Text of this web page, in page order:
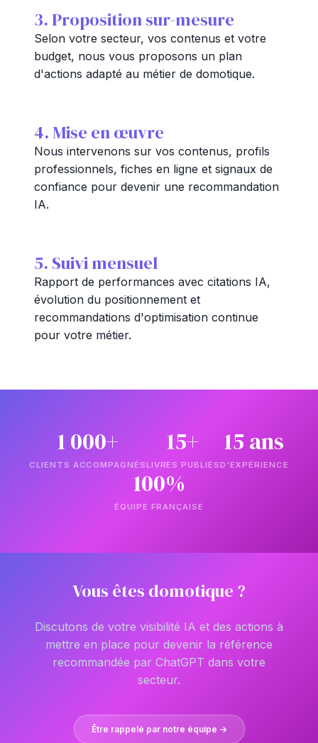
3. Proposition sur-mesure
Selon votre secteur, vos contenus et votre
budget, nous vous proposons un plan
d'actions adapté au métier de domotique.
4. Mise en œuvre
Nous intervenons sur vos contenus, profils
professionnels, fiches en ligne et signaux de
confiance pour devenir une recommandation
IA.
5. Suivi mensuel
Rapport de performances avec citations IA,
évolution du positionnement et
recommandations d'optimisation continue
pour votre métier.
1 000+
CLIENTS ACCOMPAGNÉS
15+
LIVRES PUBLIÉS
15 ans
D'EXPÉRIENCE
100%
ÉQUIPE FRANÇAISE
Vous êtes domotique ?
Discutons de votre visibilité IA et des actions à
mettre en place pour devenir la référence
recommandée par ChatGPT dans votre
secteur.
Être rappelé par notre équipe →